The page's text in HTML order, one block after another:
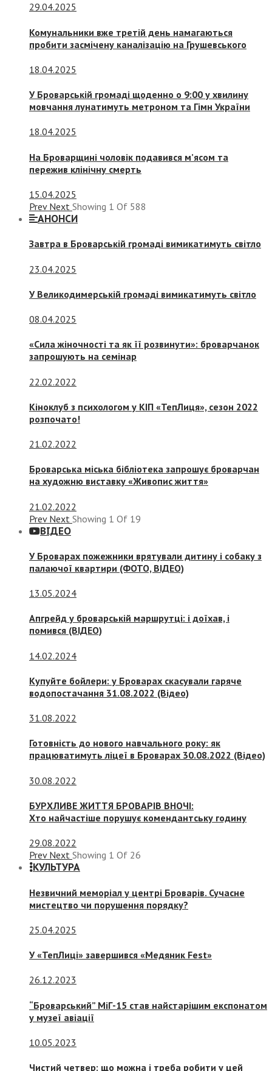
29.04.2025
Комунальники вже третій день намагаються
пробити засмічену каналізацію на Грушевського
18.04.2025
У Броварській громаді щоденно о 9:00 у хвилину
мовчання лунатимуть метроном та Гімн України
18.04.2025
На Броварщині чоловік подавився м’ясом та
пережив клінічну смерть
15.04.2025
Prev Next Showing 1 Of 588
АНОНСИ
Завтра в Броварській громаді вимикатимуть світло
23.04.2025
У Великодимерській громаді вимикатимуть світло
08.04.2025
«Сила жіночності та як її розвинути»: броварчанок
запрошують на семінар
22.02.2022
Кіноклуб з психологом у КІП «ТепЛиця», сезон 2022
розпочато!
21.02.2022
Броварська міська бібліотека запрошує броварчан
на художню виставку «Живопис життя»
21.02.2022
Prev Next Showing 1 Of 19
ВІДЕО
У Броварах пожежники врятували дитину і собаку з
палаючої квартири (ФОТО, ВІДЕО)
13.05.2024
Апгрейд у броварській маршрутці: і доїхав, і
помився (ВІДЕО)
14.02.2024
Купуйте бойлери: у Броварах скасували гаряче
водопостачання 31.08.2022 (Відео)
31.08.2022
Готовність до нового навчального року: як
працюватимуть ліцеї в Броварах 30.08.2022 (Відео)
30.08.2022
БУРХЛИВЕ ЖИТТЯ БРОВАРІВ ВНОЧІ:
Хто найчастіше порушує комендантську годину
29.08.2022
Prev Next Showing 1 Of 26
КУЛЬТУРА
Незвичний меморіал у центрі Броварів. Сучасне
мистецтво чи порушення порядку?
25.04.2025
У «ТепЛиці» завершився «Медяник Fest»
26.12.2023
“Броварський” МіГ-15 став найстарішим експонатом
у музеї авіації
10.05.2023
Чистий четвер: що можна і треба робити у цей